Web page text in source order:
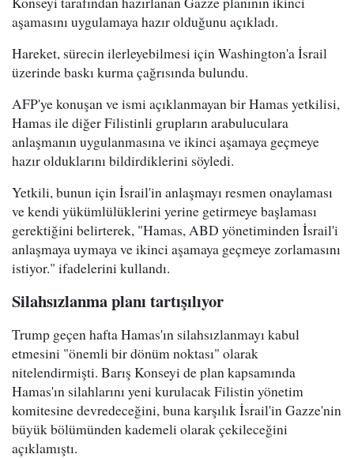
aşamasını uygulamaya hazır olduğunu açıkladı.
Hareket, sürecin ilerleyebilmesi için Washington'a İsrail
üzerinde baskı kurma çağrısında bulundu.
AFP'ye konuşan ve ismi açıklanmayan bir Hamas yetkilisi,
Hamas ile diğer Filistinli grupların arabuluculara
anlaşmanın uygulanmasına ve ikinci aşamaya geçmeye
hazır olduklarını bildirdiklerini söyledi.
Yetkili, bunun için İsrail'in anlaşmayı resmen onaylaması
ve kendi yükümlülüklerini yerine getirmeye başlaması
gerektiğini belirterek, "Hamas, ABD yönetiminden İsrail'i
anlaşmaya uymaya ve ikinci aşamaya geçmeye zorlamasını
istiyor." ifadelerini kullandı.
Silahsızlanma planı tartışılıyor
Trump geçen hafta Hamas'ın silahsızlanmayı kabul
etmesini "önemli bir dönüm noktası" olarak
nitelendirmişti. Barış Konseyi de plan kapsamında
Hamas'ın silahlarını yeni kurulacak Filistin yönetim
komitesine devredeceğini, buna karşılık İsrail'in Gazze'nin
büyük bölümünden kademeli olarak çekileceğini
açıklamıştı.